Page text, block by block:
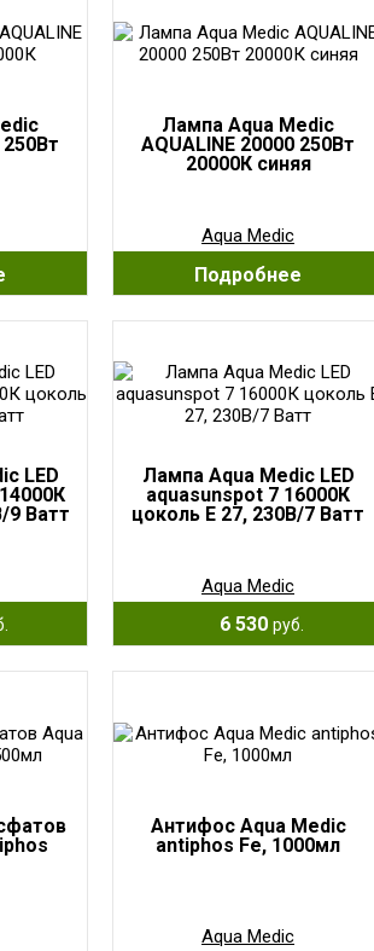
250Вт
Лампа Aqua Medic
AQUALINE 20000 250Вт
20000К синяя
Aqua Medic
Подробнее
LED
9 Ватт
Лампа Aqua Medic LED
aquasunspot 7 16000К
цоколь Е 27, 230В/7 Ватт
Aqua Medic
6 530 руб.
Антифос Aqua Medic
antiphos Fe, 1000мл
Aqua Medic